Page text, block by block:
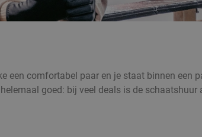
comfortabel paar en je staat binnen een
goed: bij veel deals is de schaatshuur